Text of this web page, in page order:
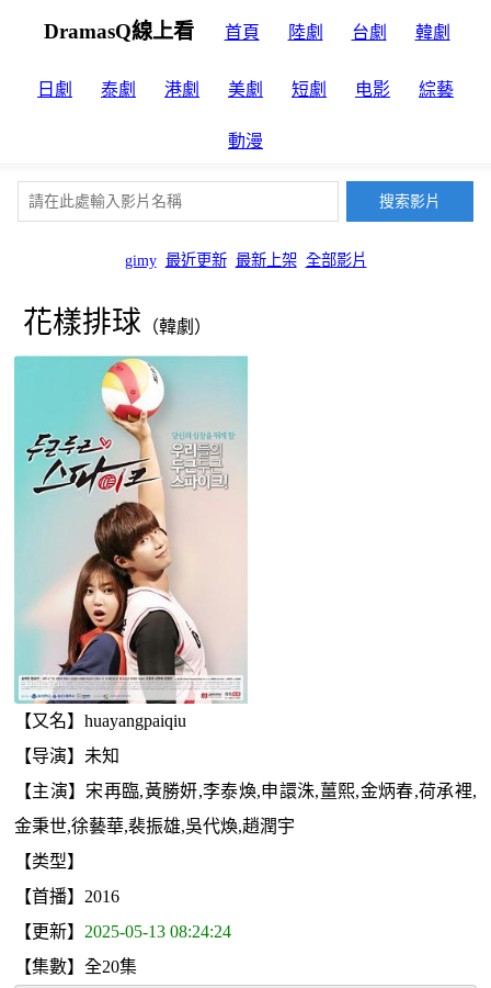
DramasQ線上看 首頁 陸劇 台劇 韓劇
日劇 泰劇 港劇 美劇 短劇 电影 綜藝
動漫
gimy 最近更新 最新上架 全部影片
花樣排球 （韓劇）
【又名】huayangpaiqiu
【导演】未知
【主演】宋再臨,黃勝妍,李泰煥,申譞洙,薑熙,金炳春,荷承裡,
金秉世,徐藝華,裴振雄,吳代煥,趙潤宇
【类型】
【首播】2016
【更新】 2025-05-13 08:24:24
【集數】全20集